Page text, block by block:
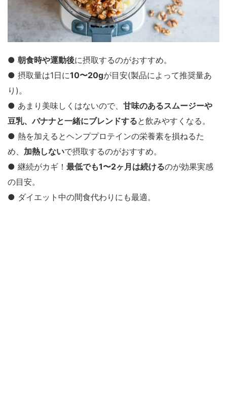
● 朝食時や運動後に摂取するのがおすすめ。
● 摂取量は1日に10〜20gが目安(製品によって推奨量あ
り)。
● あまり美味しくはないので、 甘味のあるスムージーや
豆乳、バナナと一緒にブレンドすると飲みやすくなる。
● 熱を加えるとヘンププロテインの栄養素を損ねるた
め、 加熱しないで摂取するのがおすすめ。
● 継続がカギ！ 最低でも1〜2ヶ月は続けるのが効果実感
の目安。
● ダイエット中の間食代わりにも最適。